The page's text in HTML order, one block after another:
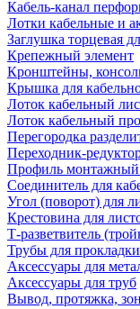
Кабель-канал
Лотки кабельные и
Заглушка торцевая
Крепежный элемент
Кронштейны,
Крышка для
Лоток кабельный
Лоток кабельный
Перегородка
Переходник-
Профиль монтажный
Соединитель для
Угол (поворот) для
Крестовина для
Т-разветвитель
Трубы для
Аксессуары для
Аксессуары для труб
Вывод, протяжка,